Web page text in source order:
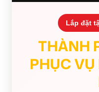
Lắp đặt
THÀNH
PHỤC